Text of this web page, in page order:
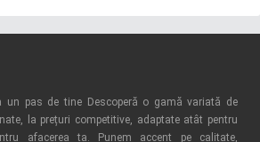
un pas de tine Descoperă o gamă variată de
la prețuri competitive, adaptate atât pentru
afacerea ta. Punem accent pe calitate,